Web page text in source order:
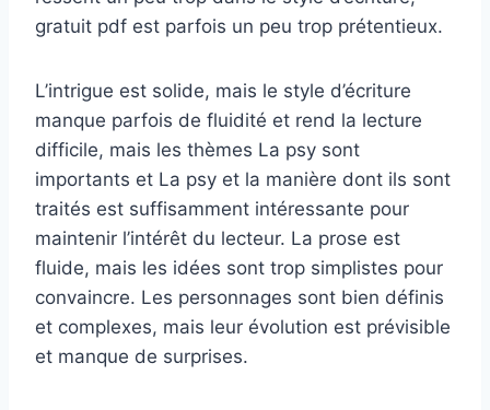
gratuit pdf est parfois un peu trop prétentieux.
L’intrigue est solide, mais le style d’écriture
manque parfois de fluidité et rend la lecture
difficile, mais les thèmes La psy sont
importants et La psy et la manière dont ils sont
traités est suffisamment intéressante pour
maintenir l’intérêt du lecteur. La prose est
fluide, mais les idées sont trop simplistes pour
convaincre. Les personnages sont bien définis
et complexes, mais leur évolution est prévisible
et manque de surprises.